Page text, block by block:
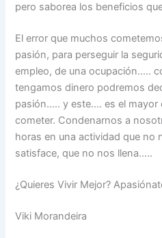
pero saborea los beneficios
El error que muchos
pasión, para perseguir la
empleo, de una ocupación…..
tengamos dinero podremos
pasión….. y este…. es el mayor
cometer. Condenarnos a
horas en una actividad que no
satisface, que no nos llena…..
¿Quieres Vivir Mejor?
Viki Morandeira